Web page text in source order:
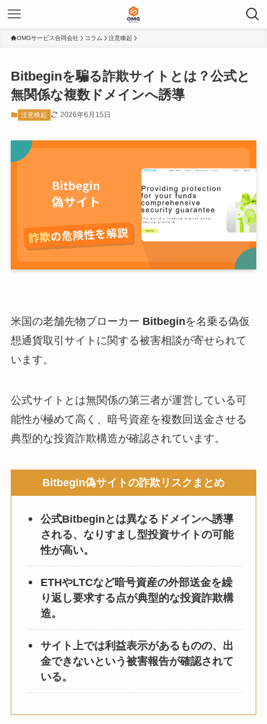
OMGサービス合同会社 コラム 注意喚起
Bitbeginを騙る詐欺サイトとは？公式と
無関係な複数ドメインへ誘導
注意喚起 2026年6月15日
米国の老舗先物ブローカー Bitbeginを名乗る偽仮
想通貨取引サイトに関する被害相談が寄せられて
います。
公式サイトとは無関係の第三者が運営している可
能性が極めて高く、暗号資産を複数回送金させる
典型的な投資詐欺構造が確認されています。
Bitbegin偽サイトの詐欺リスクまとめ
公式Bitbeginとは異なるドメインへ誘導
される、なりすまし型投資サイトの可能
性が高い。
ETHやLTCなど暗号資産の外部送金を繰
り返し要求する点が典型的な投資詐欺構
造。
サイト上では利益表示があるものの、出
金できないという被害報告が確認されて
いる。